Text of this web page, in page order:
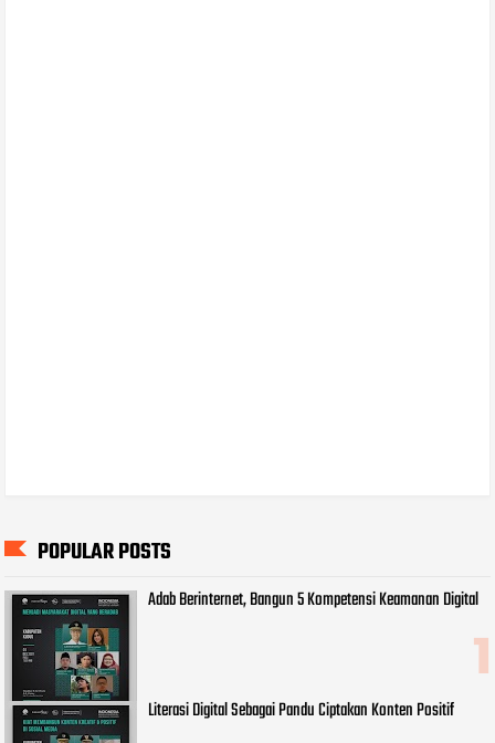
POPULAR POSTS
Adab Berinternet, Bangun 5 Kompetensi Keamanan Digital
Literasi Digital Sebagai Pandu Ciptakan Konten Positif